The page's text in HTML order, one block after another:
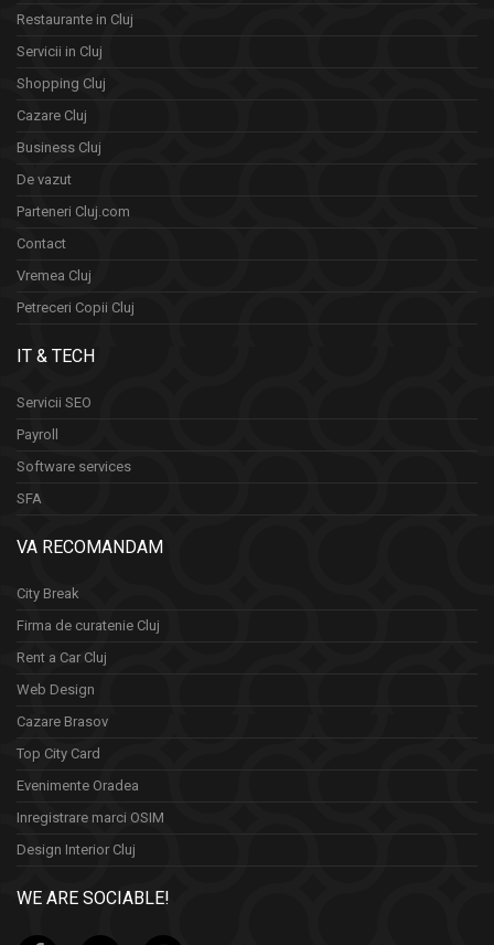
Restaurante in Cluj
Servicii in Cluj
Shopping Cluj
Cazare Cluj
Business Cluj
De vazut
Parteneri Cluj.com
Contact
Vremea Cluj
Petreceri Copii Cluj
IT & TECH
Servicii SEO
Payroll
Software services
SFA
VA RECOMANDAM
City Break
Firma de curatenie Cluj
Rent a Car Cluj
Web Design
Cazare Brasov
Top City Card
Evenimente Oradea
Inregistrare marci OSIM
Design Interior Cluj
WE ARE SOCIABLE!